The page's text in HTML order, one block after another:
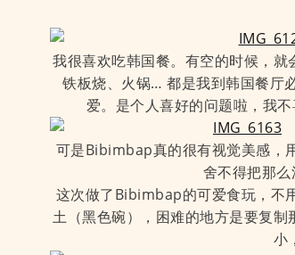
我很喜欢吃韩国餐。有空的时候，就
铁板烧、火锅… 都是我到韩国餐厅
爱。是个人喜好的问题啦，我
可是Bibimbap真的很有视觉美感，
舍不得把那
这次做了Bibimbap的可爱食玩，不
土（黑色碗），困难的地方是要复
小